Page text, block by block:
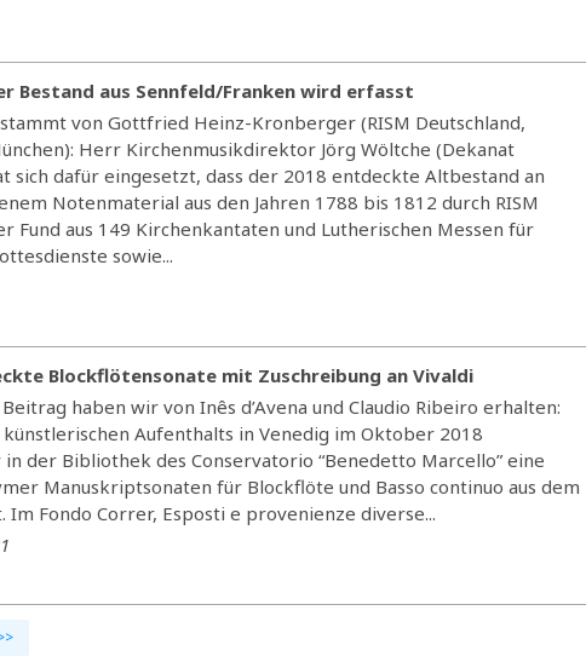
Bestand aus Sennfeld/Franken wird erfasst
von Gottfried Heinz-Kronberger (RISM Deutschland,
Herr Kirchenmusikdirektor Jörg Wöltche (Dekanat
sich dafür eingesetzt, dass der 2018 entdeckte Altbestand an
Notenmaterial aus den Jahren 1788 bis 1812 durch RISM
Fund aus 149 Kirchenkantaten und Lutherischen Messen für
sowie...
Blockflötensonate mit Zuschreibung an Vivaldi
haben wir von Inês d’Avena und Claudio Ribeiro erhalten:
Aufenthalts in Venedig im Oktober 2018
der Bibliothek des Conservatorio “Benedetto Marcello” eine
Manuskriptsonaten für Blockflöte und Basso continuo aus dem
Im Fondo Correr, Esposti e provenienze diverse...